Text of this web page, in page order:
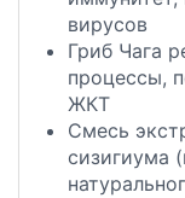
вирусов
Гриб Чага
процессы,
ЖКТ
Смесь
сизигиума